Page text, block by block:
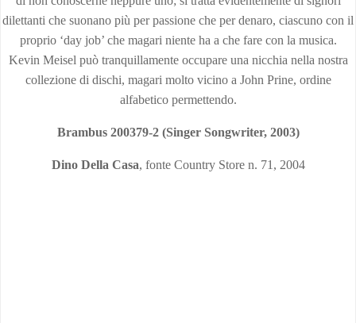
dilettanti che suonano più per passione che per denaro, ciascuno con il
proprio ‘day job’ che magari niente ha a che fare con la musica.
Kevin Meisel può tranquillamente occupare una nicchia nella nostra
collezione di dischi, magari molto vicino a John Prine, ordine
alfabetico permettendo.
Brambus 200379-2 (Singer Songwriter, 2003)
Dino Della Casa, fonte Country Store n. 71, 2004